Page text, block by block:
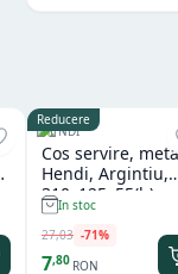
Reducere
HENDI
Cos servire,
Hendi, Argintiu,
In stoc
27,03 -71%
7,80 RON